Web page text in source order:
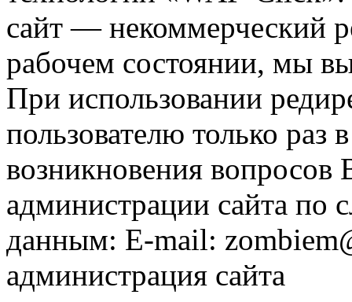
сайт — некоммерческий
рабочем состоянии, мы
При использовании
пользователю только раз
возникновения вопросов
администрации сайта
данным: E-mail:
администрация сайта